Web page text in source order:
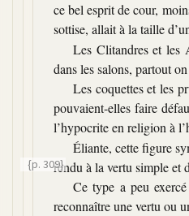
ce bel esprit de cour,
sottise, allait à la taille
Les Clitandres et les
dans les salons, partout
Les coquettes et les
pouvaient-elles faire
l’hypocrite en religion à
Éliante, cette figure
rendu à la vertu simple et
{p. 309}
Ce type a peu
reconnaître une vertu ou